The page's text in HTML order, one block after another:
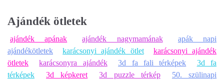
Ajándék ötletek
ajándék apának ajándék nagymamának
apák napi
ajándékötletek
karácsonyi ajándék ötlet
karácsonyi ajándék
ötletek
karácsonyra ajándék 3d fa fali térképek
3d fa
térképek
3d képkeret 3d puzzle térkép
50. szülinapi